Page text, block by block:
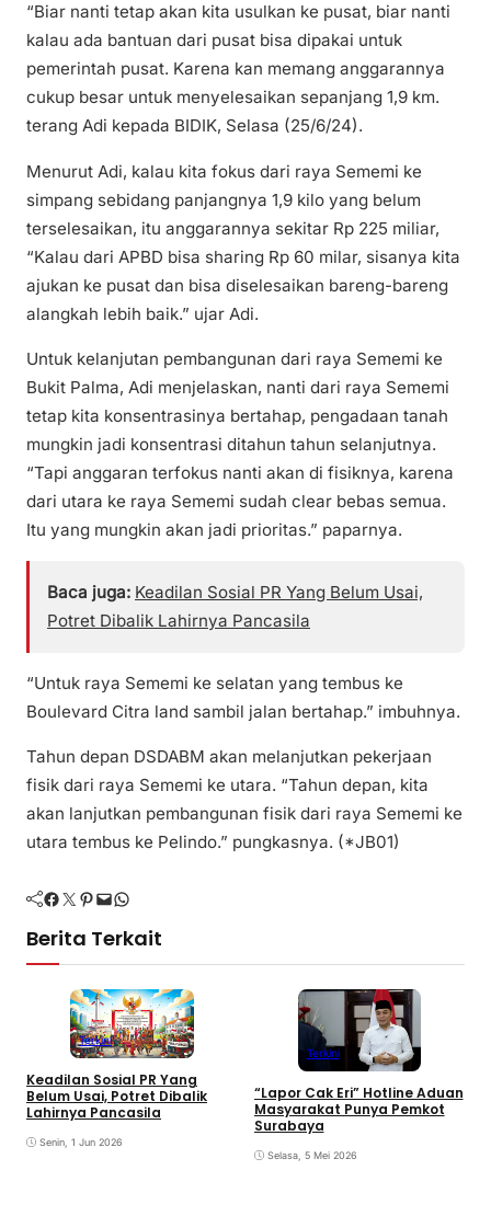
“Biar nanti tetap akan kita usulkan ke pusat, biar nanti
kalau ada bantuan dari pusat bisa dipakai untuk
pemerintah pusat. Karena kan memang anggarannya
cukup besar untuk menyelesaikan sepanjang 1,9 km.
terang Adi kepada BIDIK, Selasa (25/6/24).
Menurut Adi, kalau kita fokus dari raya Sememi ke
simpang sebidang panjangnya 1,9 kilo yang belum
terselesaikan, itu anggarannya sekitar Rp 225 miliar,
“Kalau dari APBD bisa sharing Rp 60 milar, sisanya kita
ajukan ke pusat dan bisa diselesaikan bareng-bareng
alangkah lebih baik.” ujar Adi.
Untuk kelanjutan pembangunan dari raya Sememi ke
Bukit Palma, Adi menjelaskan, nanti dari raya Sememi
tetap kita konsentrasinya bertahap, pengadaan tanah
mungkin jadi konsentrasi ditahun tahun selanjutnya.
“Tapi anggaran terfokus nanti akan di fisiknya, karena
dari utara ke raya Sememi sudah clear bebas semua.
Itu yang mungkin akan jadi prioritas.” paparnya.
Baca juga: Keadilan Sosial PR Yang Belum Usai,
Potret Dibalik Lahirnya Pancasila
“Untuk raya Sememi ke selatan yang tembus ke
Boulevard Citra land sambil jalan bertahap.” imbuhnya.
Tahun depan DSDABM akan melanjutkan pekerjaan
fisik dari raya Sememi ke utara. “Tahun depan, kita
akan lanjutkan pembangunan fisik dari raya Sememi ke
utara tembus ke Pelindo.” pungkasnya. (*JB01)
Facebook Twitter Pinterest Mail WhatsApp
Berita Terkait
Terkini
Keadilan Sosial PR Yang
Belum Usai, Potret Dibalik
Lahirnya Pancasila
Senin, 1 Jun 2026
Terkini
“Lapor Cak Eri” Hotline Aduan
Masyarakat Punya Pemkot
Surabaya
Selasa, 5 Mei 2026